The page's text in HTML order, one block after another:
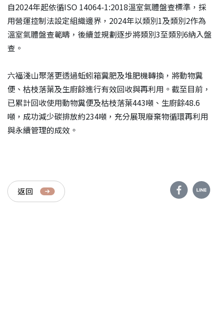
自2024年起依循ISO 14064-1:2018溫室氣體盤查標準，採
用營運控制法設定組織邊界，2024年以類別1及類別2作為
溫室氣體盤查範疇，後續並規劃逐步將類別3至類別6納入盤
查。
六福淺山聚落更透過蚯蚓箱糞肥及堆肥機轉換，將動物糞
便、枯枝落葉及生廚餘進行有效回收與再利用。截至目前，
已累計回收使用動物糞便及枯枝落葉443噸、生廚餘48.6
噸，成功減少碳排放約234噸，充分展現廢棄物循環再利用
與永續管理的成效。
返回